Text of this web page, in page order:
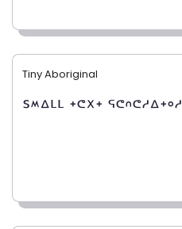
Tiny Aboriginal
ᔆᔿᐞᒻᒻ ᐩᕪᕽᐩ ᕐᕪᐢᕪᔇᐞᐩᐤᔇ